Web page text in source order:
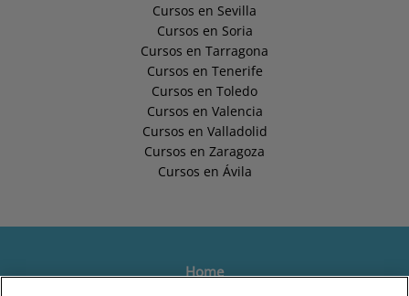
Cursos en Sevilla
Cursos en Soria
Cursos en Tarragona
Cursos en Tenerife
Cursos en Toledo
Cursos en Valencia
Cursos en Valladolid
Cursos en Zaragoza
Cursos en Ávila
Home